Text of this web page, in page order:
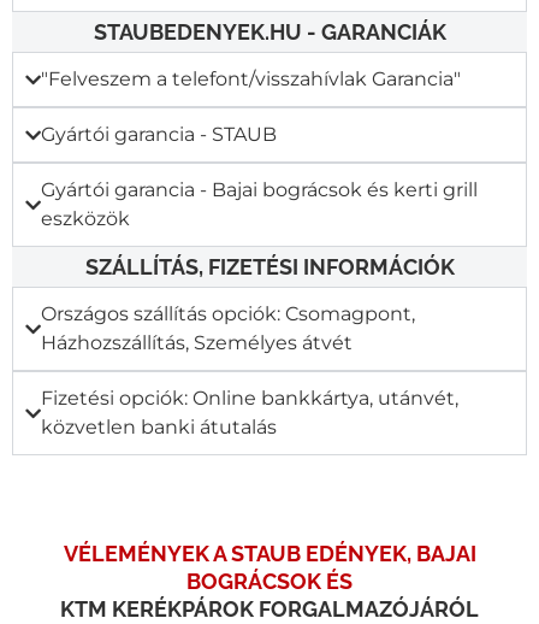
STAUBEDENYEK.HU - GARANCIÁK
"Felveszem a telefont/visszahívlak Garancia"​
Gyártói garancia - STAUB
Gyártói garancia - Bajai bográcsok és kerti grill
eszközök
SZÁLLÍTÁS, FIZETÉSI INFORMÁCIÓK
Országos szállítás opciók: Csomagpont,
Házhozszállítás, Személyes átvét
Fizetési opciók: Online bankkártya, utánvét,
közvetlen banki átutalás
VÉLEMÉNYEK A STAUB EDÉNYEK, BAJAI
BOGRÁCSOK ÉS
KTM KERÉKPÁROK FORGALMAZÓJÁRÓL